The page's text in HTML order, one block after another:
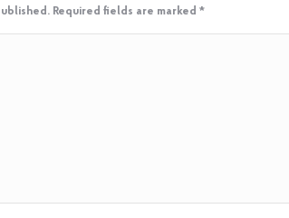
Required fields are marked *